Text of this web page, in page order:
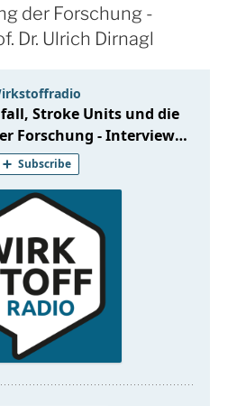
der Forschung -
Dr. Ulrich Dirnagl